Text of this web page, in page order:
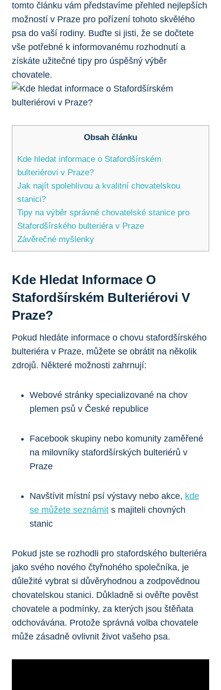
tomto článku vám představíme přehled nejlepších
možností v Praze pro pořízení tohoto skvělého
psa do vaší rodiny. Buďte si jisti, že se dočtete
vše potřebné k informovanému rozhodnutí a
získáte užitečné tipy pro úspěšný výběr
chovatele.
Obsah článku
Kde hledat informace o Stafordšírském
bulteriérovi v Praze?
Jak najít spolehlivou a kvalitní chovatelskou
stanici?
Tipy na výběr správné chovatelské stanice pro
Stafordšírského bulteriéra v Praze
Závěrečné myšlenky
Kde Hledat Informace O
Stafordšírském Bulteriérovi V
Praze?
Pokud hledáte informace o chovu stafordšírského
bulteriéra v Praze, můžete se obrátit na několik
zdrojů. Některé možnosti zahrnují:
Webové stránky specializované na chov
plemen psů v České republice
Facebook skupiny nebo komunity zaměřené
na milovníky stafordšírských bulteriérů v
Praze
Navštívit místní psí výstavy nebo akce, kde
se můžete seznámit s majiteli chovných
stanic
Pokud jste se rozhodli pro stafordského bulteriéra
jako svého nového čtyřnohého společníka, je
důležité vybrat si důvěryhodnou a zodpovědnou
chovatelskou stanici. Důkladně si ověřte pověst
chovatele a podmínky, za kterých jsou štěňata
odchovávána. Protože správná volba chovatele
může zásadně ovlivnit život vašeho psa.